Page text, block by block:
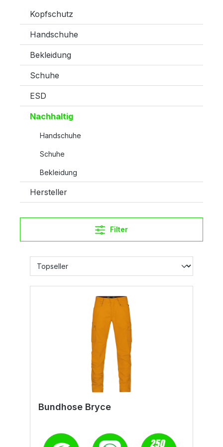
Kopfschutz
Handschuhe
Bekleidung
Schuhe
ESD
Nachhaltig
Handschuhe
Schuhe
Bekleidung
Hersteller
Filter
Bundhose Bryce